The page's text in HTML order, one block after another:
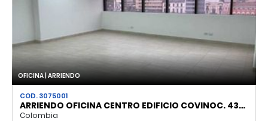
OFICINA | ARRIENDO
COD. 3075001
ARRIENDO OFICINA CENTRO EDIFICIO COVINOC. 43…
Colombia